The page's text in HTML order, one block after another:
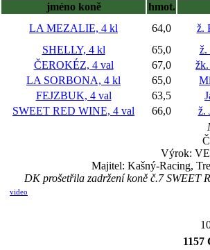
jméno koně
hmot.
LA MEZALIE, 4 kl 64,0
ž.
SHELLY, 4 kl 65,0
ž.
ČEROKÉZ, 4 val 67,0
LA SORBONA, 4 kl 65,0
FEJZBUK, 4 val 63,5
SWEET RED WINE, 4 val 66,0
ž.
Výrok:
Majitel: Kašný-Racing,
DK prošetřila zadržení koně č.7 SWEET
video
1157